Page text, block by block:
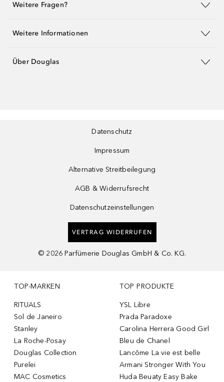
Weitere Fragen?
Weitere Informationen
Über Douglas
Datenschutz
Impressum
Alternative Streitbeilegung
AGB & Widerrufsrecht
Datenschutzeinstellungen
VERTRAG WIDERRUFEN
© 2026 Parfümerie Douglas GmbH & Co. KG.
TOP-MARKEN
RITUALS
Sol de Janeiro
Stanley
La Roche-Posay
Douglas Collection
Purelei
MAC Cosmetics
TOP PRODUKTE
YSL Libre
Prada Paradoxe
Carolina Herrera Good Girl
Bleu de Chanel
Lancôme La vie est belle
Armani Stronger With You
Huda Beuaty Easy Bake